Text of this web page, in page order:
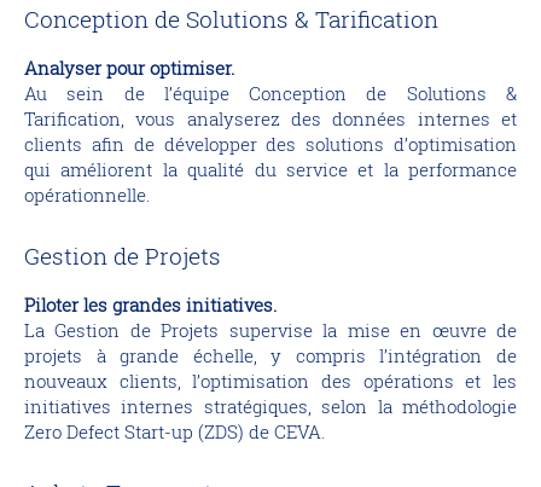
Conception de Solutions & Tarification
Analyser pour optimiser.
Au sein de l’équipe Conception de Solutions &
Tarification, vous analyserez des données internes et
clients afin de développer des solutions d’optimisation
qui améliorent la qualité du service et la performance
opérationnelle.
Gestion de Projets
Piloter les grandes initiatives.
La Gestion de Projets supervise la mise en œuvre de
projets à grande échelle, y compris l’intégration de
nouveaux clients, l’optimisation des opérations et les
initiatives internes stratégiques, selon la méthodologie
Zero Defect Start-up (ZDS) de CEVA.